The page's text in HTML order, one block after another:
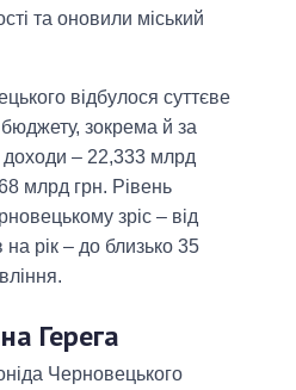
та оновили міський
відбулося суттєве
зокрема й за
доходи – 22,333 млрд
млрд грн. Рівень
зріс – від
на рік – до близько 35
Герега
Черновецького